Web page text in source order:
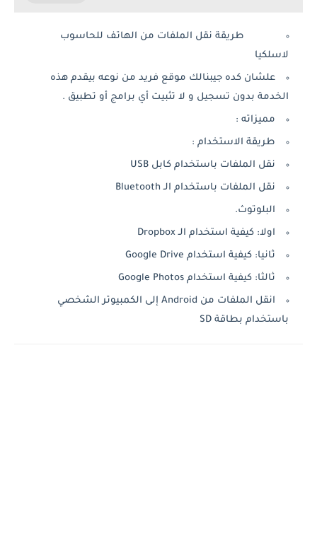
طريقة نقل الملفات من الهاتف للحاسوب
لاسلكيا
علشان كده جيبنالك موقع فريد من نوعه بيقدم هذه
الخدمة بدون تسجيل و لا تثبيت أي برامج أو تطبيق .
مميزاته :
طريقة الاستخدام :
نقل الملفات باستخدام كابل USB
نقل الملفات باستخدام الـ Bluetooth
البلوتوث.
اولا: كيفية استخدام الـ Dropbox
ثانيا: كيفية استخدام Google Drive
ثالثا: كيفية استخدام Google Photos
انقل الملفات من Android إلى الكمبيوتر الشخصي
باستخدام بطاقة SD